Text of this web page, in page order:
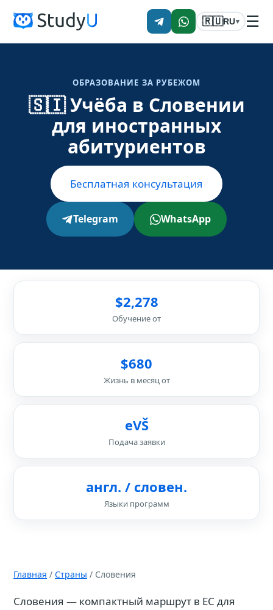
🇷🇺RU▾ ☰
ОБРАЗОВАНИЕ ЗА РУБЕЖОМ
🇸🇮 Учёба в Словении
для иностранных
абитуриентов
Бесплатная консультация
Telegram WhatsApp
$2,278
Обучение от
$680
Жизнь в месяц от
eVŠ
Подача заявки
англ. / словен.
Языки программ
Главная / Страны / Словения
Словения — компактный маршрут в ЕС для